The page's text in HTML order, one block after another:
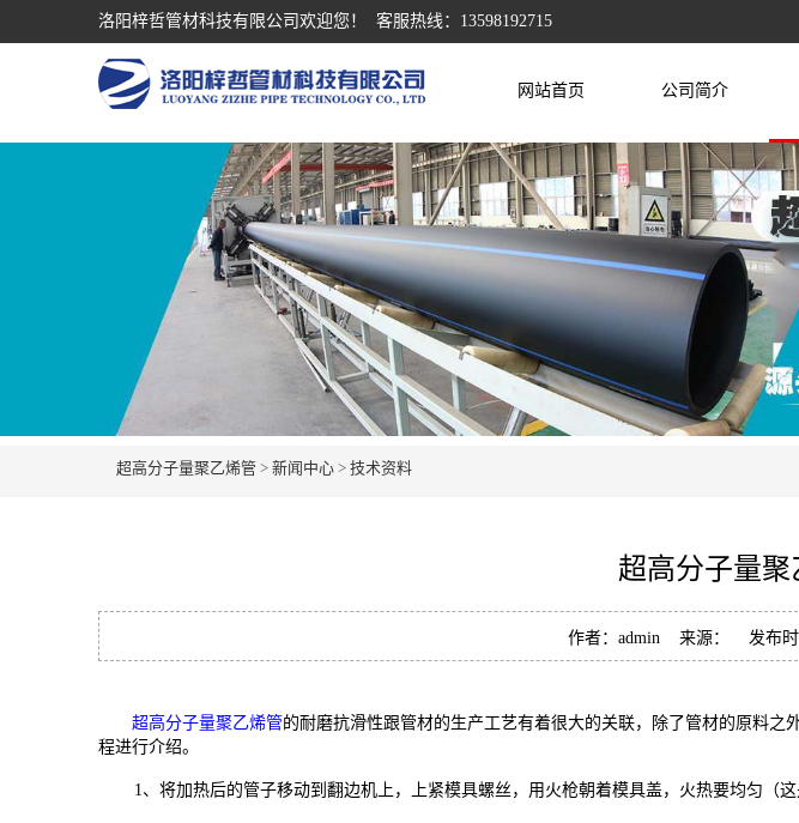
洛阳梓哲管材科技有限公司欢迎您！ 客服热线：13598192715
网站首页 公司简介
超高分子量聚乙烯管 > 新闻中心 > 技术资料
超高分子量
作者：admin 来源： 发布时
超高分子量聚乙烯管的耐磨抗滑性跟管材的生产工艺有着很大的关联，除了管材的原料
程进行介绍。
1、将加热后的管子移动到翻边机上，上紧模具螺丝，用火枪朝着模具盖，火热要均匀（这